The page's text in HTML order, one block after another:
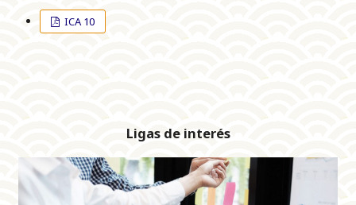
ICA 10
Ligas de interés